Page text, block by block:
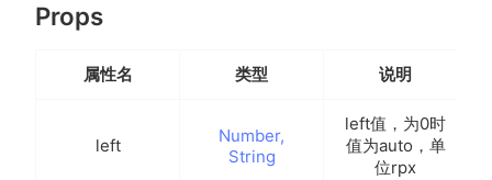
Props
属性名 类型 说明
left
Number,
String
left值，为0时
值为auto，单
位rpx